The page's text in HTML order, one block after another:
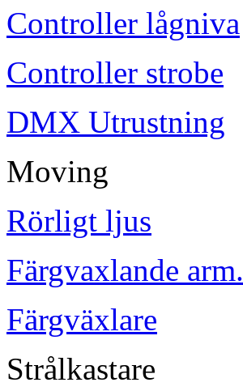
Controller lågniva
Controller strobe
DMX Utrustning
Moving
Rörligt ljus
Färgvaxlande arm.
Färgväxlare
Strålkastare